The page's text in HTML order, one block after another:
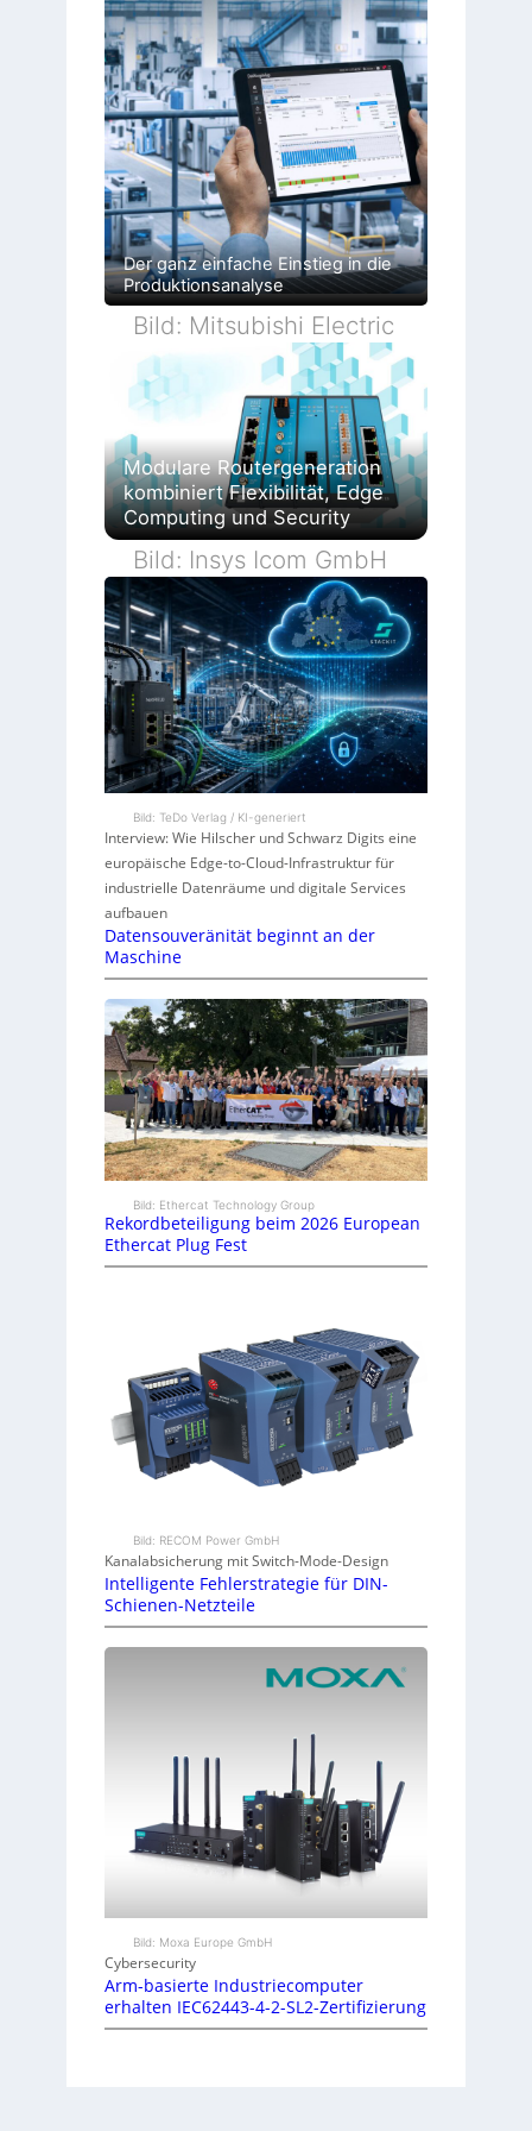
Der ganz einfache Einstieg in die
Produktionsanalyse
Bild: Mitsubishi Electric
Modulare Routergeneration
kombiniert Flexibilität, Edge
Computing und Security
Bild: Insys Icom GmbH
Bild: TeDo Verlag / KI-generiert
Interview: Wie Hilscher und Schwarz Digits eine
europäische Edge-to-Cloud-Infrastruktur für
industrielle Datenräume und digitale Services
aufbauen
Datensouveränität beginnt an der
Maschine
Bild: Ethercat Technology Group
Rekordbeteiligung beim 2026 European
Ethercat Plug Fest
Bild: RECOM Power GmbH
Kanalabsicherung mit Switch-Mode-Design
Intelligente Fehlerstrategie für DIN-
Schienen-Netzteile
Bild: Moxa Europe GmbH
Cybersecurity
Arm-basierte Industriecomputer
erhalten IEC62443-4-2-SL2-Zertifizierung